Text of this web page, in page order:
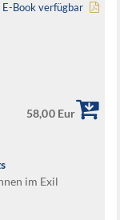
E-Book verfügbar
58,00 Eur
im Exil